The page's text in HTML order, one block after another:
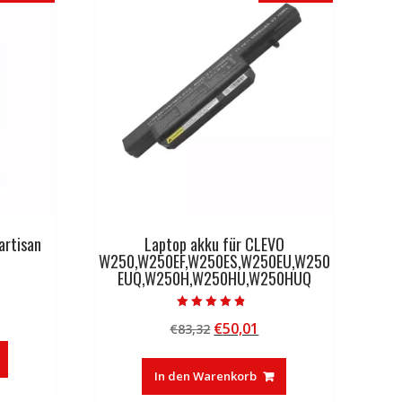
Laptop akku für CLEVO
W250,W250EF,W250ES,W250EU,W250
EUQ,W250H,W250HU,W250HUQ
4.50
von 5
€83,32 Ursprünglicher
war:
€83,32
€50,01
ist:
€50,01.
In den Warenkorb